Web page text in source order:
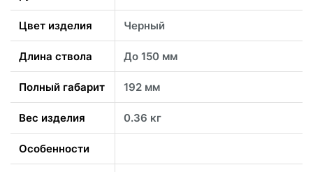
Цвет изделия Черный
Длина ствола До 150 мм
Полный габарит 192 мм
Вес изделия 0.36 кг
Особенности